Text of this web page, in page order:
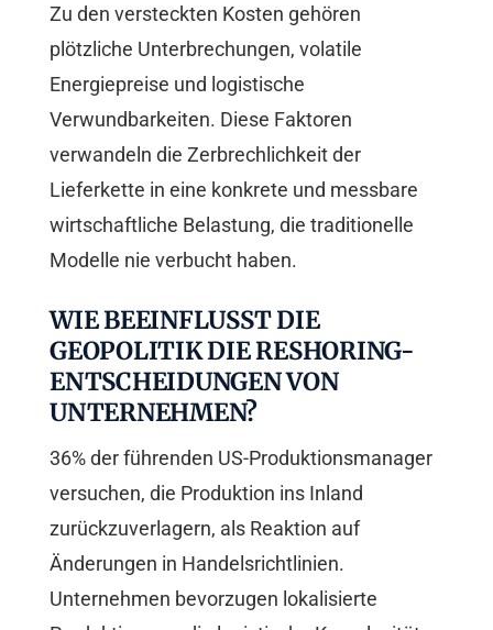
Zu den versteckten Kosten gehören
plötzliche Unterbrechungen, volatile
Energiepreise und logistische
Verwundbarkeiten. Diese Faktoren
verwandeln die Zerbrechlichkeit der
Lieferkette in eine konkrete und messbare
wirtschaftliche Belastung, die traditionelle
Modelle nie verbucht haben.
WIE BEEINFLUSST DIE
GEOPOLITIK DIE RESHORING-
ENTSCHEIDUNGEN VON
UNTERNEHMEN?
36% der führenden US-Produktionsmanager
versuchen, die Produktion ins Inland
zurückzuverlagern, als Reaktion auf
Änderungen in Handelsrichtlinien.
Unternehmen bevorzugen lokalisierte